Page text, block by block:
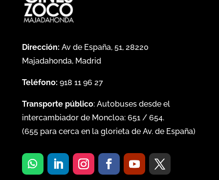
Dirección: Av de España, 51, 28220
Majadahonda, Madrid
Teléfono: 918 11 96 27
Transporte público: Autobuses desde el
intercambiador de Moncloa: 651/ 654.
(655para cerca en la glorieta de Av. de España)